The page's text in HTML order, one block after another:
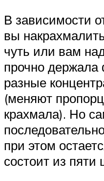
В зависимости
вы
чуть или вам
прочно
разные
(меняют
крахмала). Но
при этом
состоит из пяти